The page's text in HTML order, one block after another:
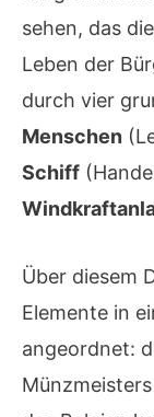
sehen, das
Leben der
durch vier
Menschen
Schiff
Über diesem
Elemente in
angeordnet:
Münzmeisters